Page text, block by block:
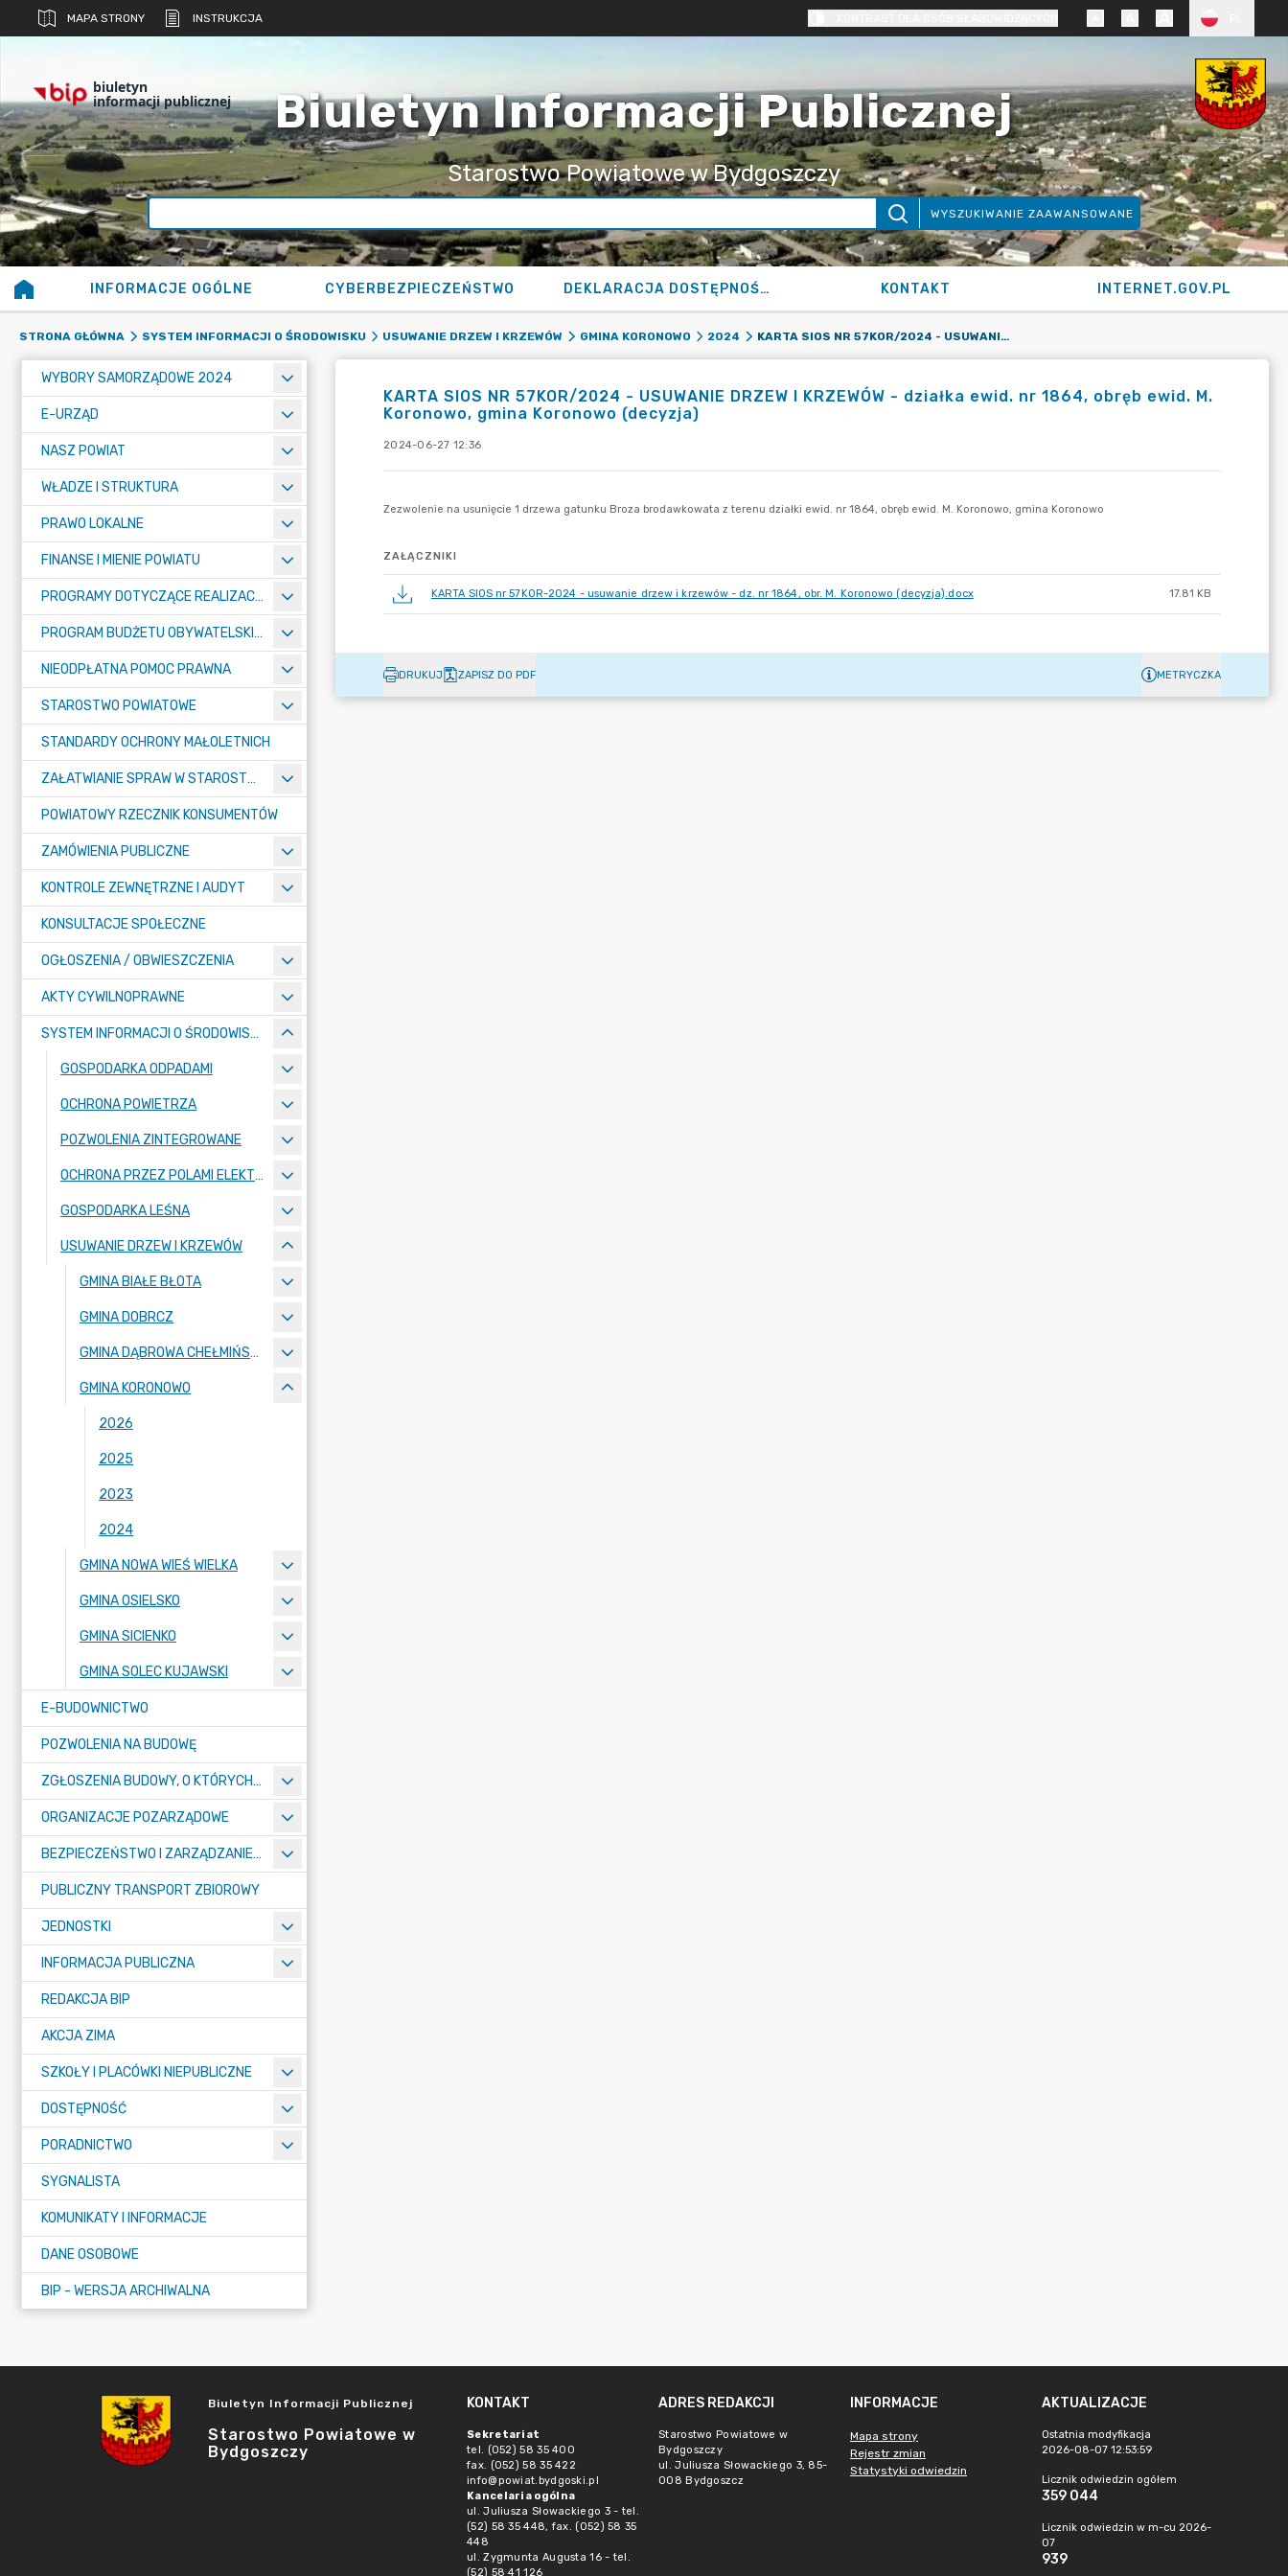
MAPA STRONY INSTRUKCJA
biuletyn
informacji publicznej Biuletyn Informacji Publicznej
Starostwo Powiatowe w Bydgoszczy
WYSZUKIWANIE ZAAWANSOWANE
INFORMACJE OGÓLNE CYBERBEZPIECZEŃSTWO DEKLARACJA DOSTĘPNOŚCI KONTAKT INTERNET.GOV.PL
STRONA GŁÓWNA SYSTEM INFORMACJI O ŚRODOWISKU USUWANIE DRZEW I KRZEWÓW GMINA KORONOWO 2024 KARTA SIOS NR 57KOR/2024 - USUWANIE DRZEW I KRZEWÓW - DZIAŁKA EWID. NR 1864, OBRĘB EWID. M. KORONOWO, GMINA KORONOWO (DECYZJA)
WYBORY SAMORZĄDOWE 2024
E-URZĄD
NASZ POWIAT
WŁADZE I STRUKTURA
PRAWO LOKALNE
FINANSE I MIENIE POWIATU
PROGRAMY DOTYCZĄCE REALIZACJI ZADAŃ PUBLICZNYCH
PROGRAM BUDŻETU OBYWATELSKIEGO POWIATU BYDGOSKIEGO
NIEODPŁATNA POMOC PRAWNA
STAROSTWO POWIATOWE
STANDARDY OCHRONY MAŁOLETNICH
ZAŁATWIANIE SPRAW W STAROSTWIE
POWIATOWY RZECZNIK KONSUMENTÓW
ZAMÓWIENIA PUBLICZNE
KONTROLE ZEWNĘTRZNE I AUDYT
KONSULTACJE SPOŁECZNE
OGŁOSZENIA / OBWIESZCZENIA
AKTY CYWILNOPRAWNE
SYSTEM INFORMACJI O ŚRODOWISKU
GOSPODARKA ODPADAMI
OCHRONA POWIETRZA
POZWOLENIA ZINTEGROWANE
OCHRONA PRZEZ POLAMI ELEKTROMAGNETYCZNYMI
GOSPODARKA LEŚNA
USUWANIE DRZEW I KRZEWÓW
GMINA BIAŁE BŁOTA
GMINA DOBRCZ
GMINA DĄBROWA CHEŁMIŃSKA
GMINA KORONOWO
2026
2025
2023
2024
GMINA NOWA WIEŚ WIELKA
GMINA OSIELSKO
GMINA SICIENKO
GMINA SOLEC KUJAWSKI
E-BUDOWNICTWO
POZWOLENIA NA BUDOWĘ
ZGŁOSZENIA BUDOWY, O KTÓRYCH MOWA W ART. 29 UST. 1 PKT 1A, 2B I 19A USTAWY PRAWO BUDOWLANE
ORGANIZACJE POZARZĄDOWE
BEZPIECZEŃSTWO I ZARZĄDZANIE KRYZYSOWE
PUBLICZNY TRANSPORT ZBIOROWY
JEDNOSTKI
INFORMACJA PUBLICZNA
REDAKCJA BIP
AKCJA ZIMA
SZKOŁY I PLACÓWKI NIEPUBLICZNE
DOSTĘPNOŚĆ
PORADNICTWO
SYGNALISTA
KOMUNIKATY I INFORMACJE
DANE OSOBOWE
BIP - WERSJA ARCHIWALNA
KARTA SIOS NR 57KOR/2024 - USUWANIE DRZEW I KRZEWÓW - działka ewid. nr 1864, obręb ewid. M.
Koronowo, gmina Koronowo (decyzja)
2024-06-27 12:36
ZAŁĄCZNIKI
KARTA SIOS nr 57KOR-2024 - usuwanie drzew i krzewów - dz. nr 1864, obr. M. Koronowo (decyzja).docx 17.81 KB
DRUKUJ ZAPISZ DO PDF METRYCZKA
Biuletyn Informacji Publicznej
Starostwo Powiatowe w
Bydgoszczy
KONTAKT
Sekretariat
tel. (052) 58 35 400
fax. (052) 58 35 422
info@powiat.bydgoski.pl
Kancelaria ogólna
ul. Juliusza Słowackiego 3 - tel.
(52) 58 35 448, fax. (052) 58 35
448
ul. Zygmunta Augusta 16 - tel.
(52) 58 41 126
ADRES REDAKCJI
Starostwo Powiatowe w
Bydgoszczy
ul. Juliusza Słowackiego 3, 85-
008 Bydgoszcz
INFORMACJE
Mapa strony
Rejestr zmian
Statystyki odwiedzin
AKTUALIZACJE
Ostatnia modyfikacja
2026-08-07 12:53:59
Licznik odwiedzin ogółem
359 044
Licznik odwiedzin w m-cu 2026-
07
939